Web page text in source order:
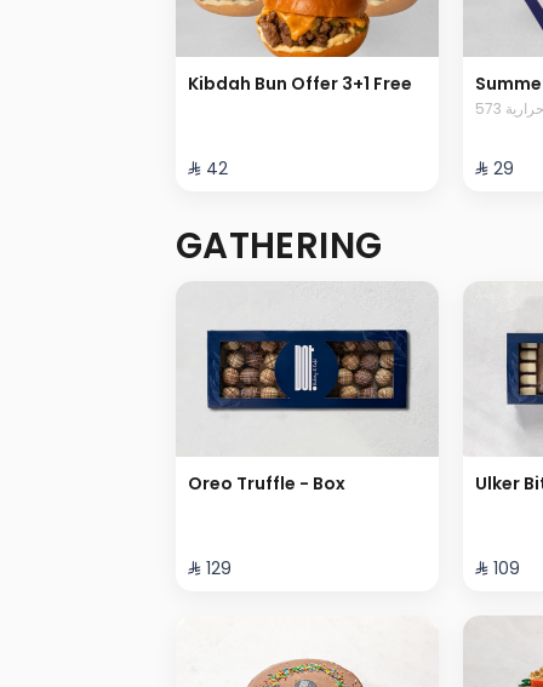
Kibdah Bun Offer 3+1 Free
⁨⁦‪‬ 42⁩
حرارية
⁨⁦‪‬ 29⁩
GATHERING
Oreo Truffle - Box
⁨⁦‪‬ 129⁩
Ulker
⁨⁦‪‬ 109⁩